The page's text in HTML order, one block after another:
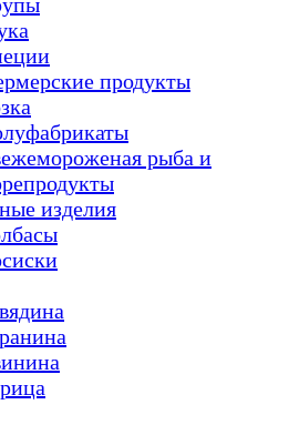
продукты
рыба и
изделия